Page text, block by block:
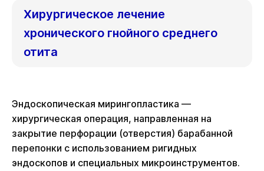
Хирургическое лечение
хронического гнойного среднего
отита
Эндоскопическая мирингопластика —
хирургическая операция, направленная на
закрытие перфорации (отверстия) барабанной
перепонки с использованием ригидных
эндоскопов и специальных микроинструментов.